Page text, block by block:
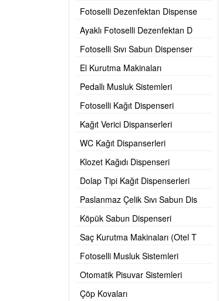
Fotoselli Dezenfektan Dispense
Ayaklı Fotoselli Dezenfektan D
Fotoselli Sıvı Sabun Dispenser
El Kurutma Makinaları
Pedallı Musluk Sistemleri
Fotoselli Kağıt Dispenseri
Kağıt Verici Dispanserleri
WC Kağıt Dispanserleri
Klozet Kağıdı Dispenseri
Dolap Tipi Kağıt Dispenserleri
Paslanmaz Çelik Sıvı Sabun Dis
Köpük Sabun Dispenseri
Saç Kurutma Makinaları (Otel T
Fotoselli Musluk Sistemleri
Otomatik Pisuvar Sistemleri
Çöp Kovaları